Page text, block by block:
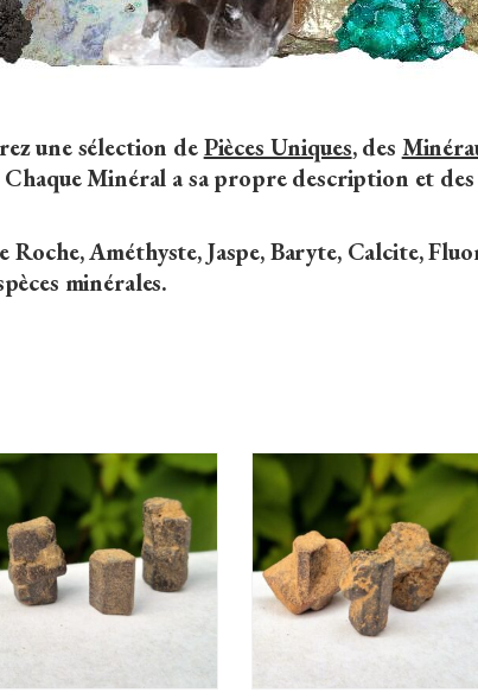
une sélection dePièces Uniques, des
Chaque Minéral a sa propre description et
Améthyste, Jaspe, Baryte, Calcite,
minérales.
AJOUTER AU
PANIER
AJOUTER AU
PANIER